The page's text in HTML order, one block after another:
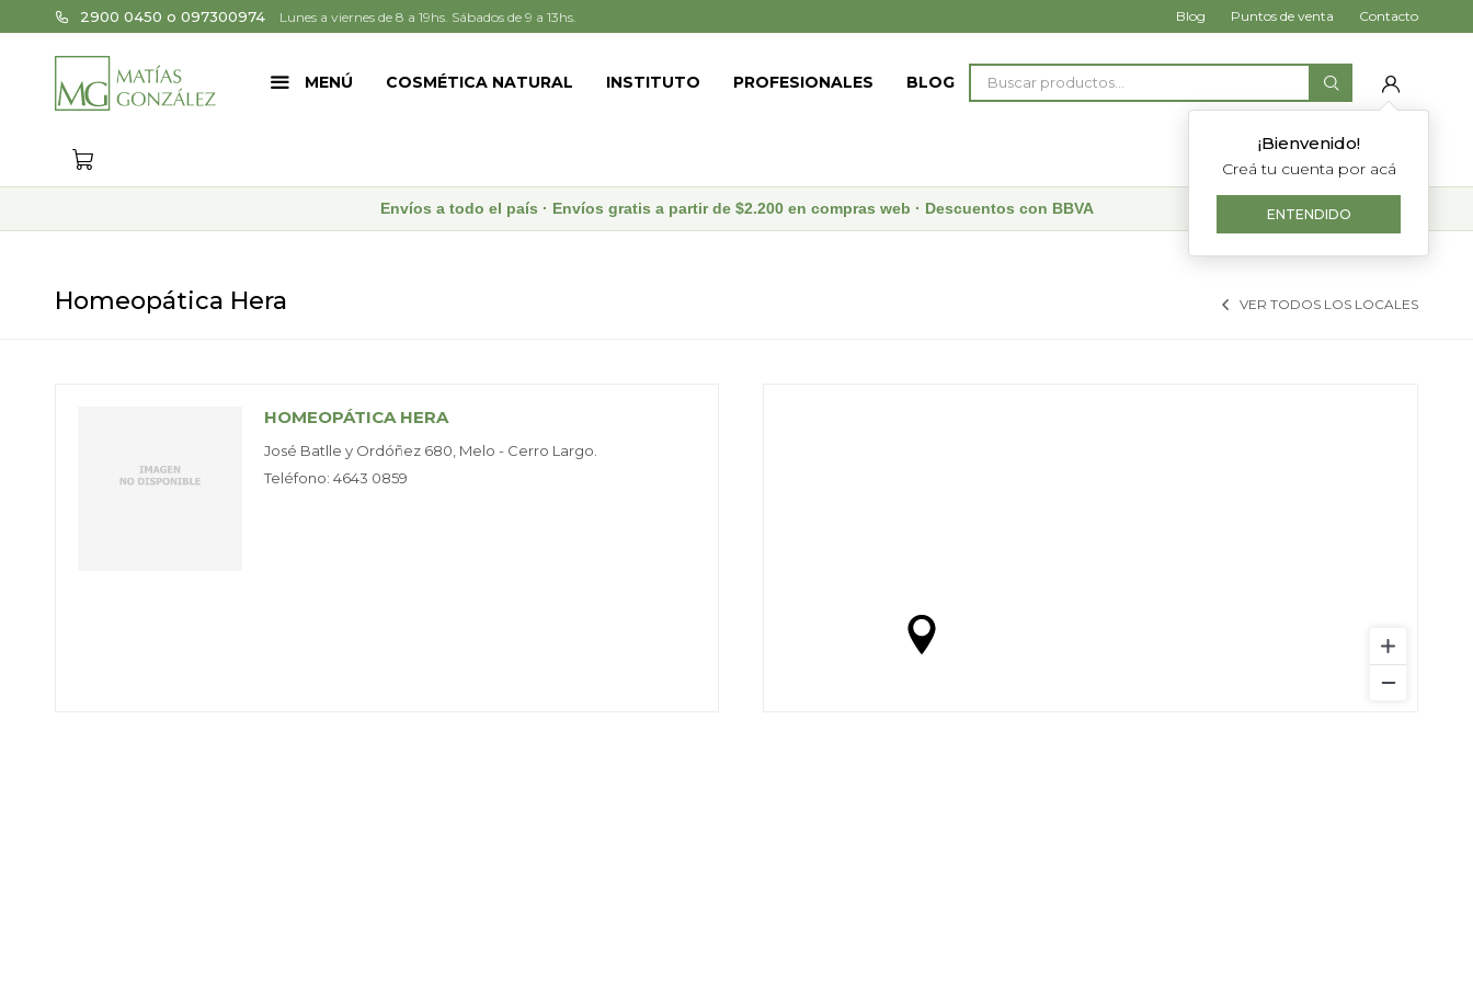
MENÚ COSMÉTICA NATURAL INSTITUTO PROFESIONALES BLOG
¡Bienvenido!
Creá tu cuenta por acá
ENTENDIDO
2900 0450 o 097300974 Lunes a viernes de 8 a 19hs. Sábados de 9 a 13hs. Blog Puntos de venta Contacto
Envíos a todo el país · Envíos gratis a partir de $2.200 en compras web · Descuentos con BBVA
Homeopática Hera VER TODOS LOS LOCALES
HOMEOPÁTICA HERA
José Batlle y Ordóñez 680, Melo - Cerro Largo.
Teléfono: 4643 0859